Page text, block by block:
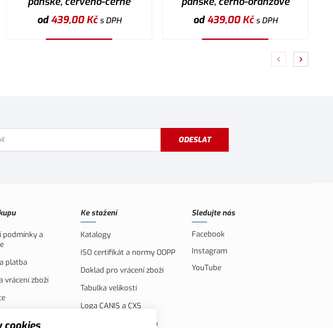
od439,00Kčs DPH
od439,00Kčs DPH
ODESLAT
podmínky a
platba
vrácení zboží
Ke stažení
Katalogy
ISO certifikát a normy OOPP
Doklad pro vrácení zboží
Tabulka velikostí
Loga CANIS a CXS
FVE Spolufinancováno
Sledujte nás
Facebook
Instagram
YouTube